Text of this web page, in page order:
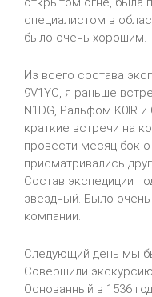
специалистом в
было очень хорошим.
Из всего состава
9V1YC, я раньше
N1DG, Ральфом K0IR
краткие встречи на
провести месяц бок
присматривались
Состав экспедиции
звездный. Было
компании.
Следующий день мы
Совершили
Основанный в 1536